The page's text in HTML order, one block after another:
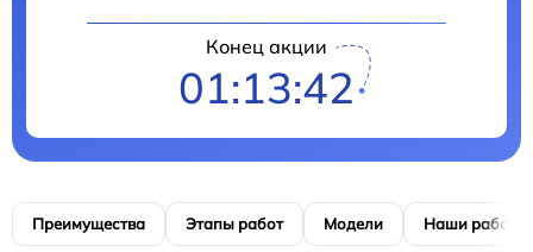
Конец акции
01:13:41
Преимущества Этапы работ Модели Наши работы